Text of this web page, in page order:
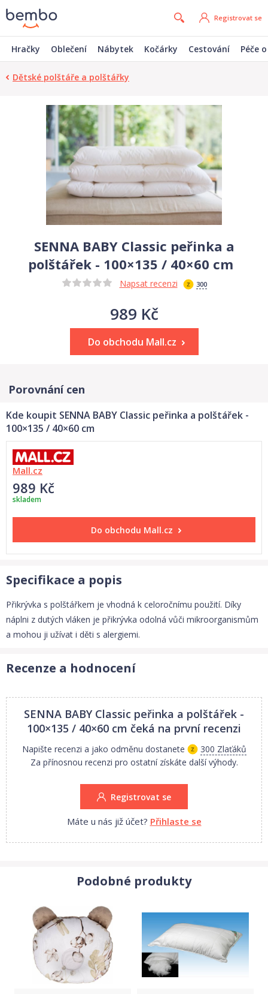
Registrovat se
Hračky Oblečení Nábytek Kočárky Cestování Péče
Dětské polštáře a polštářky
SENNA BABY Classic peřinka a
polštářek - 100×135 / 40×60 cm
Napsat recenzi 300
989 Kč
Do obchodu Mall.cz
Porovnání cen
Kde koupit SENNA BABY Classic peřinka a polštářek -
100×135 / 40×60 cm
Mall.cz
989 Kč
skladem
Do obchodu Mall.cz
Specifikace a popis
Přikrývka s polštářkem je vhodná k celoročnímu použití. Díky
náplni z dutých vláken je přikrývka odolná vůči mikroorganismům
a mohou ji užívat i děti s alergiemi.
Recenze a hodnocení
SENNA BABY Classic peřinka a polštářek -
100×135 / 40×60 cm čeká na první recenzi
Napište recenzi a jako odměnu dostanete
300 Zlaťáků
Za přínosnou recenzi pro ostatní získáte další výhody.
Registrovat se
Máte u nás již účet? Přihlaste se
Podobné produkty